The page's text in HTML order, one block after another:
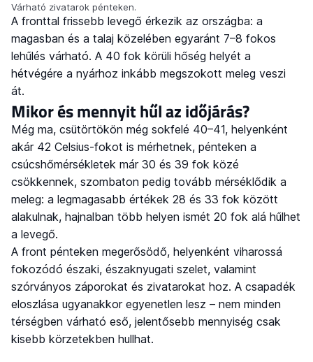
Várható zivatarok pénteken.
A fronttal frissebb levegő érkezik az országba: a
magasban és a talaj közelében egyaránt 7–8 fokos
lehűlés várható. A 40 fok körüli hőség helyét a
hétvégére a nyárhoz inkább megszokott meleg veszi
át.
Mikor és mennyit hűl az időjárás?
Még ma, csütörtökön még sokfelé 40–41, helyenként
akár 42 Celsius-fokot is mérhetnek, pénteken a
csúcshőmérsékletek már 30 és 39 fok közé
csökkennek, szombaton pedig tovább mérséklődik a
meleg: a legmagasabb értékek 28 és 33 fok között
alakulnak, hajnalban több helyen ismét 20 fok alá hűlhet
a levegő.
A front pénteken megerősödő, helyenként viharossá
fokozódó északi, északnyugati szelet, valamint
szórványos záporokat és zivatarokat hoz. A csapadék
eloszlása ugyanakkor egyenetlen lesz – nem minden
térségben várható eső, jelentősebb mennyiség csak
kisebb körzetekben hullhat.